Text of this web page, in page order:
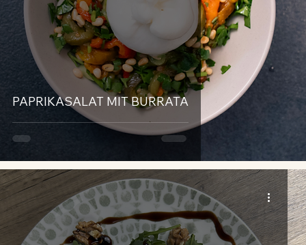
PAPRIKASALAT MIT BURRATA